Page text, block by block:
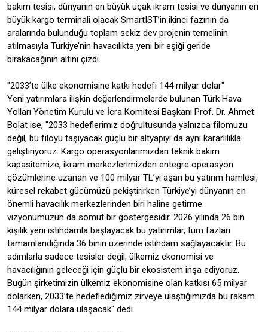
bakım tesisi, dünyanın en büyük uçak ikram tesisi ve dünyanın en
büyük kargo terminali olacak SmartIST’in ikinci fazının da
aralarında bulunduğu toplam sekiz dev projenin temelinin
atılmasıyla Türkiye’nin havacılıkta yeni bir eşiği geride
bırakacağının altını çizdi.
"2033’te ülke ekonomisine katkı hedefi 144 milyar dolar"
Yeni yatırımlara ilişkin değerlendirmelerde bulunan Türk Hava
Yolları Yönetim Kurulu ve İcra Komitesi Başkanı Prof. Dr. Ahmet
Bolat ise, "2033 hedeflerimiz doğrultusunda yalnızca filomuzu
değil, bu filoyu taşıyacak güçlü bir altyapıyı da aynı kararlılıkla
geliştiriyoruz. Kargo operasyonlarımızdan teknik bakım
kapasitemize, ikram merkezlerimizden entegre operasyon
çözümlerine uzanan ve 100 milyar TL’yi aşan bu yatırım hamlesi,
küresel rekabet gücümüzü pekiştirirken Türkiye’yi dünyanın en
önemli havacılık merkezlerinden biri haline getirme
vizyonumuzun da somut bir göstergesidir. 2026 yılında 26 bin
kişilik yeni istihdamla başlayacak bu yatırımlar, tüm fazları
tamamlandığında 36 binin üzerinde istihdam sağlayacaktır. Bu
adımlarla sadece tesisler değil, ülkemiz ekonomisi ve
havacılığının geleceği için güçlü bir ekosistem inşa ediyoruz.
Bugün şirketimizin ülkemiz ekonomisine olan katkısı 65 milyar
dolarken, 2033’te hedeflediğimiz zirveye ulaştığımızda bu rakam
144 milyar dolara ulaşacak" dedi.